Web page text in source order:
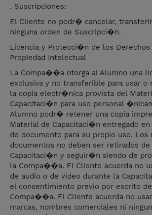
. Suscripciones:
El Cliente no podr� cancelar,
ninguna orden de Suscripci�n.
Licencia y Protecci�n de los Derechos
Propiedad Intelectual
La Compa��a otorga al Alumno una
exclusiva y no transferible para usar o
la copia electr�nica provista del
Capacitaci�n para uso personal
Alumno podr� retener una copia
Material de Capacitaci�n entregado
de documento para su propio uso. Los
documentos no deben ser retirados de
Capacitaci�n y seguir�n siendo de
la Compa��a. El Cliente acuerda no
de audio o de video durante la
el consentimiento previo por escrito
Compa��a. El Cliente acuerda no
marcas, nombres comerciales ni